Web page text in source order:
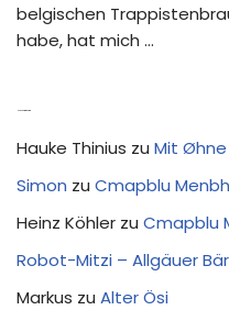
belgischen
habe, hat mich …
Hauke Thinius zu Mit Øhne
Simon zu Cmapblu
Heinz Köhler zu Cmapblu
Robot-Mitzi – Allgäuer
Markus zu Alter Ösi